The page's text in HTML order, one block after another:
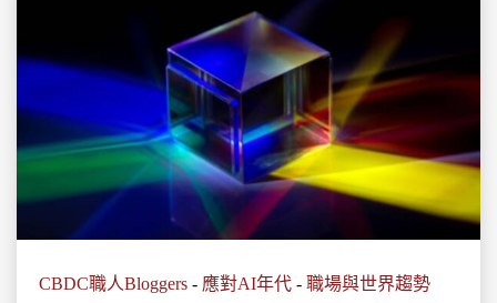
CBDC職人Bloggers - 應對AI年代 - 職場與世界趨勢